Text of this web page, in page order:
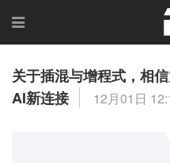
关于插混与增程式，相
AI新连接
12月01日